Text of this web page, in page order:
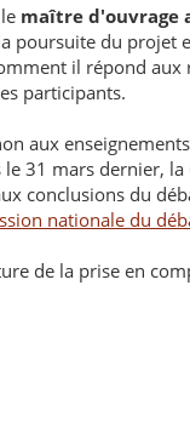
maître d'ouvrage
poursuite du projet
il répond
participants.
aux
31 mars dernier, la
conclusions du
nationale du
de la prise en